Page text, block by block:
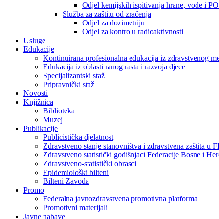
Odjel kemijskih ispitivanja hrane, vode i
Služba za zaštitu od zračenja
Odjel za dozimetriju
Odjel za kontrolu radioaktivnosti
Usluge
Edukacije
Kontinuirana profesionalna edukacija iz zdravstvenog
Edukacija iz oblasti ranog rasta i razvoja djece
Specijalizantski staž
Pripravnički staž
Novosti
Knjižnica
Biblioteka
Muzej
Publikacije
Publicistička djelatnost
Zdravstveno stanje stanovništva i zdravstvena zaštita u
Zdravstveno statistički godišnjaci Federacije Bosne i
Zdravstveno-statistički obrasci
Epidemiološki bilteni
Bilteni Zavoda
Promo
Federalna javnozdravstvena promotivna platforma
Promotivni materijali
Javne nabave